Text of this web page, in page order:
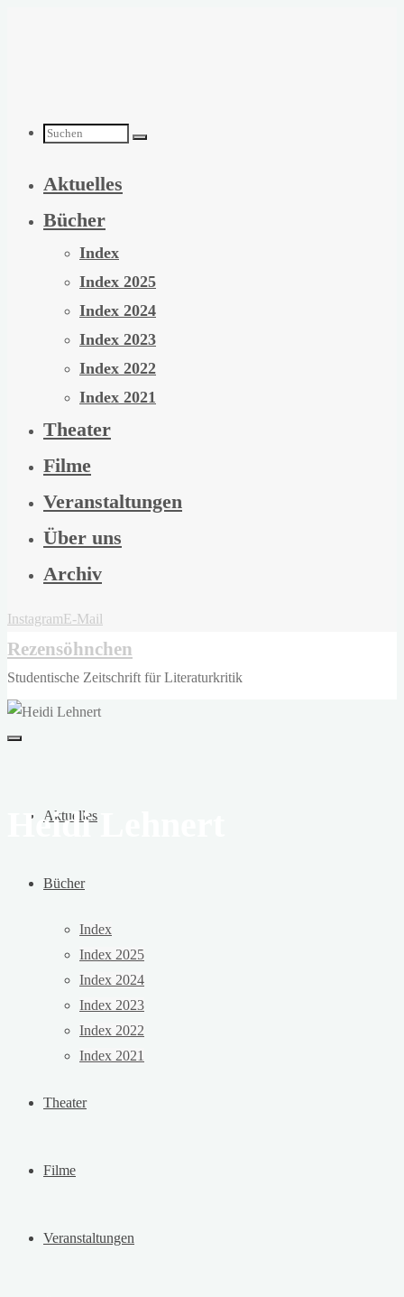
Suchen
nach:
Aktuelles
Bücher
Index
Index 2025
Index 2024
Index 2023
Index 2022
Index 2021
Theater
Filme
Veranstaltungen
Über uns
Archiv
InstagramE-Mail
Rezensöhnchen
Studentische Zeitschrift für Literaturkritik
Aktuelles
Bücher
Index
Index 2025
Index 2024
Index 2023
Index 2022
Index 2021
Theater
Filme
Veranstaltungen
Heidi Lehnert